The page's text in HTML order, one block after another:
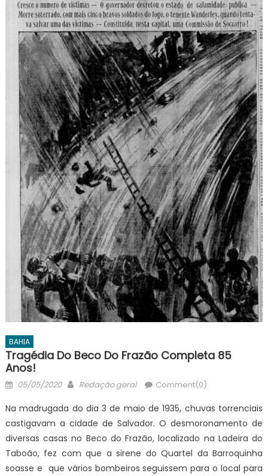
BAHIA
Tragédia Do Beco Do Frazão Completa 85
Anos!
Posted
05/05/2020 Author
Redação geral Comment(0)
Na madrugada do dia 3 de maio de 1935, chuvas torrenciais
castigavam a cidade de Salvador. O desmoronamento de
diversas casas no Beco do Frazão, localizado na Ladeira do
Taboão, fez com que a sirene do Quartel da Barroquinha
soasse e que vários bombeiros seguissem para o local para